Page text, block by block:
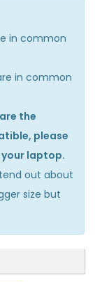
in common
in common
the
please
laptop.
out about
size but